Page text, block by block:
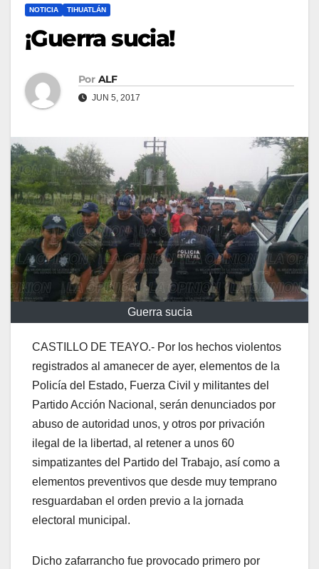
NOTICIA TIHUATLÁN
¡Guerra sucia!
Por ALF
JUN 5, 2017
Guerra sucia
CASTILLO DE TEAYO.- Por los hechos violentos
registrados al amanecer de ayer, elementos de la
Policía del Estado, Fuerza Civil y militantes del
Partido Acción Nacional, serán denunciados por
abuso de autoridad unos, y otros por privación
ilegal de la libertad, al retener a unos 60
simpatizantes del Partido del Trabajo, así como a
elementos preventivos que desde muy temprano
resguardaban el orden previo a la jornada
electoral municipal.
Dicho zafarrancho fue provocado primero por